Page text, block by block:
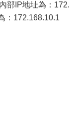
部IP地址為：172.
：172.168.10.1